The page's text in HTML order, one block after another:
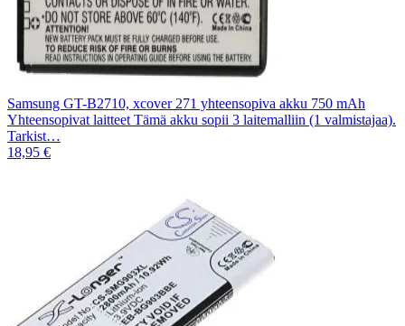
Samsung GT-B2710, xcover 271 yhteensopiva akku 750 mAh
Yhteensopivat laitteet Tämä akku sopii 3 laitemalliin (1 valmistajaa).
Tarkist…
18,95 €